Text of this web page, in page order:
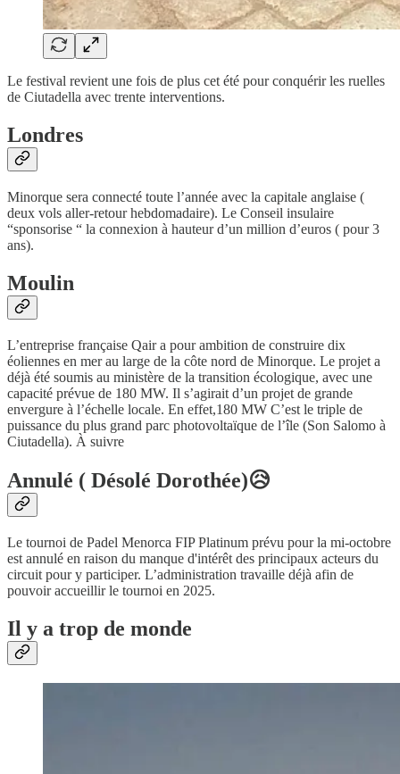
Le festival revient une fois de plus cet été pour conquérir les ruelles
de Ciutadella avec trente interventions.
Londres
Minorque sera connecté toute l’année avec la capitale anglaise (
deux vols aller-retour hebdomadaire). Le Conseil insulaire
“sponsorise “ la connexion à hauteur d’un million d’euros ( pour 3
ans).
Moulin
L’entreprise française Qair a pour ambition de construire dix
éoliennes en mer au large de la côte nord de Minorque. Le projet a
déjà été soumis au ministère de la transition écologique, avec une
capacité prévue de 180 MW. Il s’agirait d’un projet de grande
envergure à l’échelle locale. En effet,180 MW C’est le triple de
puissance du plus grand parc photovoltaïque de l’île (Son Salomo à
Ciutadella). À suivre
Annulé ( Désolé Dorothée)😥
Le tournoi de Padel Menorca FIP Platinum prévu pour la mi-octobre
est annulé en raison du manque d'intérêt des principaux acteurs du
circuit pour y participer. L’administration travaille déjà afin de
pouvoir accueillir le tournoi en 2025.
Il y a trop de monde